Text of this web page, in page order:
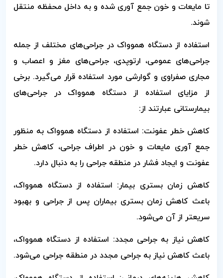
تا مایعات و خون جمع آوری شده و به داخل محفظه منتقل
شوند.
استفاده از دستگاه هموواک در جراحی‌های مختلف از جمله
جراحی‌های عمومی، ارتوپدی، جراحی‌های مغز و اعصاب و
مجاری صفراوی و گوارشی مورد استفاده قرار می‌گیرد. برخی
از مزایای استفاده از دستگاه هموواک در جراحی‌های
بیمارستانی عبارتند از:
کاهش خطر عفونت: استفاده از دستگاه هموواک به منظور
جمع آوری مایعات و خون در اطراف جراحی، کاهش خطر
عفونت و ایجاد فشار در منطقه جراحی را به دنبال دارد.
کاهش زمان بستری بیمار: استفاده از دستگاه هموواک،
باعث کاهش زمان بستری بیماران پس از جراحی و بهبود
سریعتر از آن می‌شود.
کاهش نیاز به جراحی مجدد: استفاده از دستگاه هموواک،
باعث کاهش نیاز به جراحی مجدد در منطقه جراحی می‌شود.